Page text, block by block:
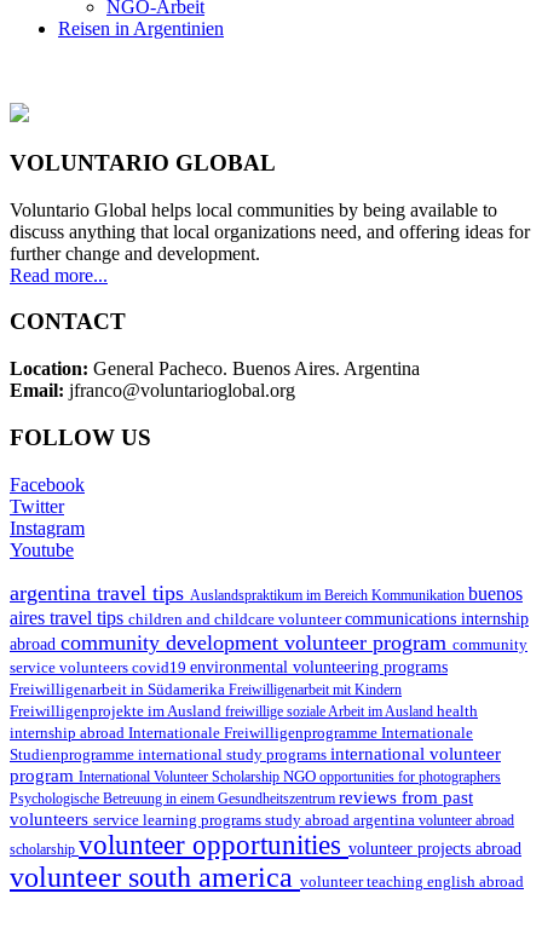
NGO-Arbeit
Reisen in Argentinien
VOLUNTARIO GLOBAL
Voluntario Global helps local communities by being available to
discuss anything that local organizations need, and offering ideas for
further change and development.
Read more...
CONTACT
Location: General Pacheco. Buenos Aires. Argentina
Email: jfranco@voluntarioglobal.org
FOLLOW US
Facebook
Twitter
Instagram
Youtube
argentina travel tips Auslandspraktikum im Bereich Kommunikation buenos
aires travel tips children and childcare volunteercommunications internship
abroad community development volunteer program community
service volunteers covid19 environmental volunteering programs
Freiwilligenarbeit in Südamerika Freiwilligenarbeit mit Kindern
Freiwilligenprojekte im Ausland freiwillige soziale Arbeit im Ausland health
internship abroad Internationale Freiwilligenprogramme Internationale
Studienprogramme international study programs international volunteer
program International Volunteer Scholarship NGO opportunities for photographers
Psychologische Betreuung in einem Gesundheitszentrum reviews from past
volunteers service learning programs study abroad argentina volunteer abroad
scholarship volunteer opportunities volunteer projects abroad
volunteer south america volunteer teaching english abroad